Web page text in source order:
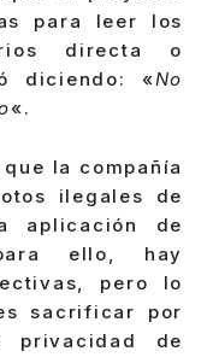
para leer los
directa o
diciendo: «No
«.
que la compañía
ilegales de
aplicación de
ello, hay
pero lo
sacrificar por
privacidad de